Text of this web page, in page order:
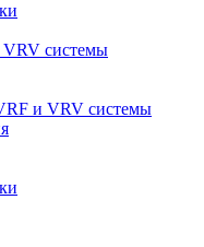
системы
и VRV системы